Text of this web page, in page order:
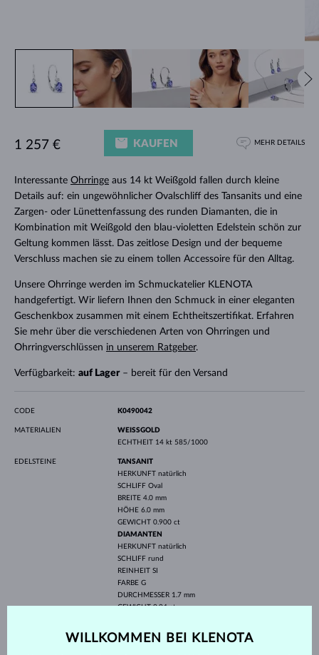
Interessante Ohrringeaus 14 kt Weißgold fallen durch kleine
Details auf: ein ungewöhnlicher Ovalschliff des Tansanits und eine
Zargen- oder Lünettenfassung des runden Diamanten, die in
Kombination mit Weißgold den blau-violetten Edelstein schön zur
Geltung kommen lässt. Das zeitlose Design und der bequeme
Verschluss machen sie zu einem tollen Accessoire für den Alltag.
Unsere Ohrringe werden im Schmuckatelier KLENOTA
handgefertigt. Wir liefern Ihnen den Schmuck in einer eleganten
Geschenkbox zusammen mit einem Echtheitszertifikat. Erfahren
Sie mehr über die verschiedenen Arten von Ohrringen und
Ohrringverschlüssen in unserem Ratgeber.
Verfügbarkeit: auf Lager– bereit für den Versand
1 257 € KAUFEN MEHR DETAILS
CODE K0490042
MATERIALIEN
WEISSGOLD
ECHTHEIT 14 kt 585/1000
EDELSTEINE
TANSANIT
HERKUNFT natürlich
SCHLIFF Oval
BREITE 4.0 mm
HÖHE 6.0 mm
GEWICHT 0.900 ct
DIAMANTEN
HERKUNFT natürlich
SCHLIFF rund
REINHEIT SI
FARBE G
DURCHMESSER 1.7 mm
GEWICHT0.04 ct
WILLKOMMEN BEI KLENOTA